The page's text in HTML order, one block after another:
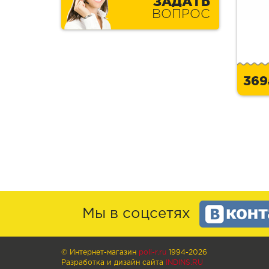
ВОПРОС
Мы в соцсетях
© Интернет-магазин poli-r.ru 1994-2026
Разработка и дизайн сайта
INDINS.RU